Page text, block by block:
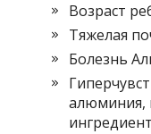
Возраст
Тяжелая
Болезнь
алюминия,